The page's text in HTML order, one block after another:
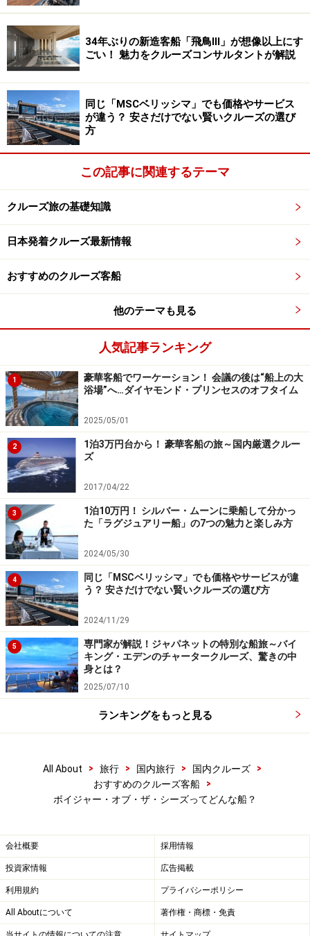
船内：120m4層吹き抜けのロイヤルプロムナード、アイ
ススケートリンク、シアター、カジノ、スパ、チャイル
ドルーム等
■サービス
エンターテイメントが充実。プロのスケーターによるア
によるパレードやグリーティングサービスもある。1300
名収容のシアターでは毎晩、趣向を凝らした華やかなシ
日本語対応(※日本発着クルーズについて）
メニューは日本語なので食べたいものをオーダーできる
日本人コーディネーター乗船。船内新聞やメニューなど
は日本語で準備。
4/26出発分のみチャイルドルームに専属日本人コーディ
ネーターが乗船。
客室～装備とカテゴリー
3、4人用の客室は壁に備え付けのベッドの他、ソファベッド
を利用するケースも
室内の標準的な装備は、
テレビ、電話、金庫、湯沸し、ラジオ、ヘアドライヤ
34年ぶりの新造客船「飛鳥lll」が想像以上にす
ごい！ 魅力をクルーズコンサルタントが解説
同じ「MSCベリッシマ」でも価格やサービス
が違う？ 安さだけでない賢いクルーズの選び
方
この記事に関連するテーマ
クルーズ旅の基礎知識
日本発着クルーズ最新情報
おすすめのクルーズ客船
他のテーマも見る
人気記事ランキング
1
豪華客船でワーケーション！ 会議の後は“船上の大
浴場”へ…ダイヤモンド・プリンセスのオフタイム
2025/05/01
2
1泊3万円台から！ 豪華客船の旅～国内厳選クルー
ズ
2017/04/22
3
1泊10万円！ シルバー・ムーンに乗船して分かっ
た「ラグジュアリー船」の7つの魅力と楽しみ方
2024/05/30
4
同じ「MSCベリッシマ」でも価格やサービスが違
う？ 安さだけでない賢いクルーズの選び方
2024/11/29
5
専門家が解説！ジャパネットの特別な船旅～バイ
キング・エデンのチャータークルーズ、驚きの中
身とは？
2025/07/10
ランキングをもっと見る
All About > 旅行 > 国内旅行 > 国内クルーズ
>
おすすめのクルーズ客船
>
ボイジャー・オブ・ザ・シーズってどんな船？
会社概要 採用情報
投資家情報 広告掲載
利用規約 プライバシーポリシー
All Aboutについて 著作権・商標・免責